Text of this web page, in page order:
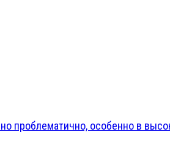
проблематично, особенно в